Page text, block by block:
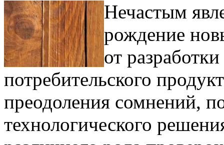
Нечастым
рождение
от
потребительского
преодоления сомнений,
технологического